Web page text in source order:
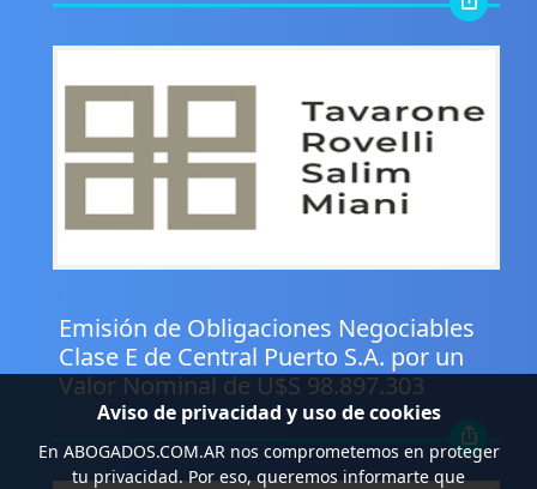
Emisión de Obligaciones Negociables
Clase E de Central Puerto S.A. por un
Valor Nominal de U$S 98.897.303
Aviso de privacidad y uso de cookies
En ABOGADOS.COM.ARnos comprometemos en proteger
tu privacidad. Por eso, queremos informarte que